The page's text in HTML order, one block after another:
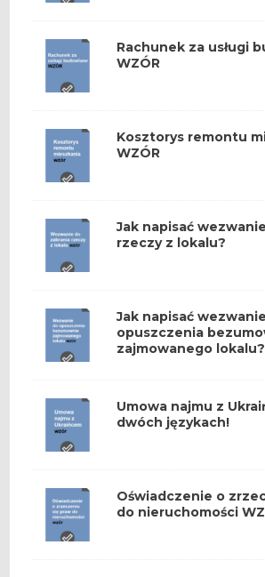
Rachunek za usługi
WZÓR
Kosztorys remontu
WZÓR
Jak napisać
rzeczy z lokalu?
Jak napisać
opuszczenia
zajmowanego lokalu?
Umowa najmu z
dwóch językach!
Oświadczenie o
do nieruchomości